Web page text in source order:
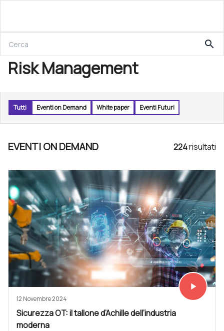
search
Risk Management
Tutti Eventi on Demand White paper Eventi Futuri
EVENTI ON DEMAND 224risultati
Vedi subito
play_arrow
12 Novembre 2024
Sicurezza OT: il tallone d’Achille dell’industria
moderna